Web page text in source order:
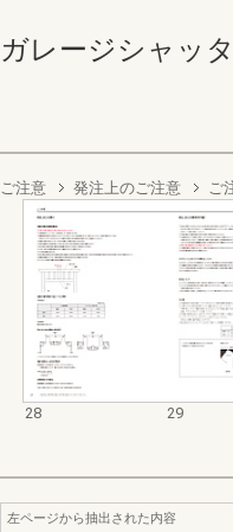
ガレージシャッ
ご注意 発注上のご注意 ご
28 29
左ページから抽出された内容